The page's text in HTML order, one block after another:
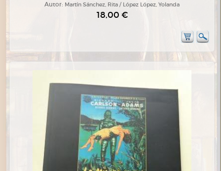
Autor: Martín Sánchez, Rita / López López, Yolanda
18,00 €